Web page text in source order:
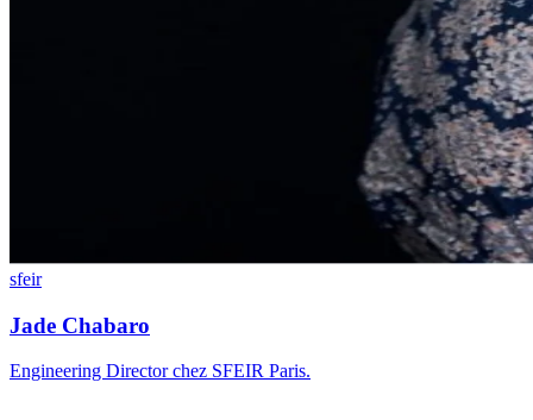
sfeir
Jade Chabaro
Engineering Director chez SFEIR Paris.